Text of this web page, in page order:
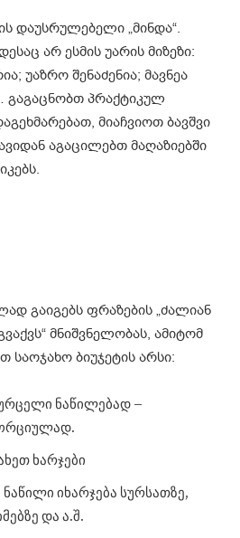
დაუსრულებელი „მინდა“.
არ ესმის უარის მიზეზი:
უაზრო შენაძენია; მავნეა
პრაქტიკულ
მიაჩვიოთ ბავშვი
აგაცილებთ მაღაზიებში
გაიგებს ფრაზების „ძალიან
მნიშვნელობას, ამიტომ
საოჯახო ბიუჯეტის არსი:
ნაწილებად –
ხარჯები
იხარჯება სურსათზე,
და ა.შ.